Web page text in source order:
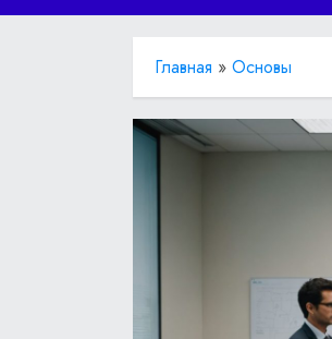
Главная » Основы